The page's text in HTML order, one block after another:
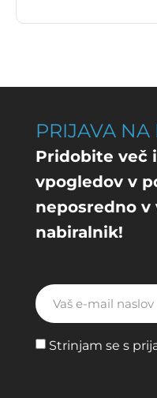
PRIJAVA NA
Pridobite več
vpogledov v
neposredno v
nabiralnik!
Strinjam se s